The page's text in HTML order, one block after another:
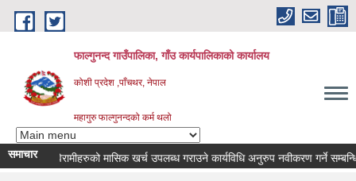
Skip to main content
फाल्गुनन्द गाउँपालिका, गाँउ कार्यपालिकाको कार्यालय
कोशी प्रदेश ,पाँचथर, नेपाल
महागुरु फाल्गुनन्दको कर्म थलो
समाचार
रोगका विरामीहरुको मासिक खर्च उपलब्ध गराउने कार्यविधि अनुरुप नवीकरण गर्ने सम्बन्धि